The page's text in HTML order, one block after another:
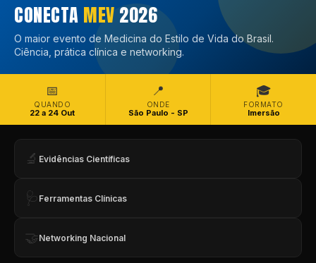
CONECTA MEV 2026
O maior evento de Medicina do Estilo de Vida do Brasil.
Ciência, prática clínica e networking.
📅
QUANDO
22 a 24 Out
📍
ONDE
São Paulo - SP
🎓
FORMATO
Imersão
🔬 Evidências Científicas
🩺 Ferramentas Clínicas
🤝 Networking Nacional